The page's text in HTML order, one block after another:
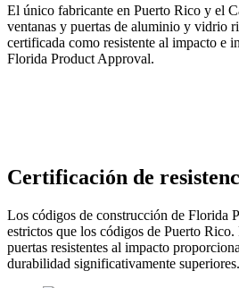
El único fabricante en Puerto Rico y el
ventanas y puertas de aluminio y vidrio
certificada como resistente al impacto e
Florida Product Approval.
Certificación de
Los códigos de construcción de Florida
estrictos que los códigos de Puerto Rico.
puertas resistentes al impacto
durabilidad significativamente superiores.